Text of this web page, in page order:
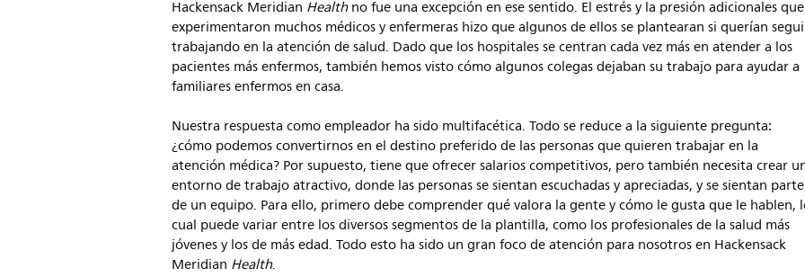
Hackensack Meridian Healthno fue una excepción en ese sentido. El estrés y la presión adicionales que
experimentaron muchos médicos y enfermeras hizo que algunos de ellos se plantearan si querían
trabajando en la atención de salud. Dado que los hospitales se centran cada vez más en atender a los
pacientes más enfermos, también hemos visto cómo algunos colegas dejaban su trabajo para ayudar a
familiares enfermos en casa.
Nuestra respuesta como empleador ha sido multifacética. Todo se reduce a la siguiente pregunta:
¿cómo podemos convertirnos en el destino preferido de las personas que quieren trabajar en la
atención médica? Por supuesto, tiene que ofrecer salarios competitivos, pero también necesita crear
entorno de trabajo atractivo, donde las personas se sientan escuchadas y apreciadas, y se sientan parte
de un equipo. Para ello, primero debe comprender qué valora la gente y cómo le gusta que le hablen,
cual puede variar entre los diversos segmentos de la plantilla, como los profesionales de la salud más
jóvenes y los de más edad. Todo esto ha sido un gran foco de atención para nosotros en Hackensack
Meridian Health.